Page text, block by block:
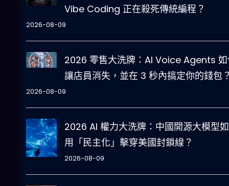
Vibe Coding 正在殺死傳統編程？
2026-08-09
2026 零售大洗牌：AI Voice Agents
讓店員消失，並在 3 秒內搞定你的錢包
2026-08-09
2026 AI 權力大洗牌：中國開源大模型
用「民主化」擊穿美國封鎖線？
2026-08-09